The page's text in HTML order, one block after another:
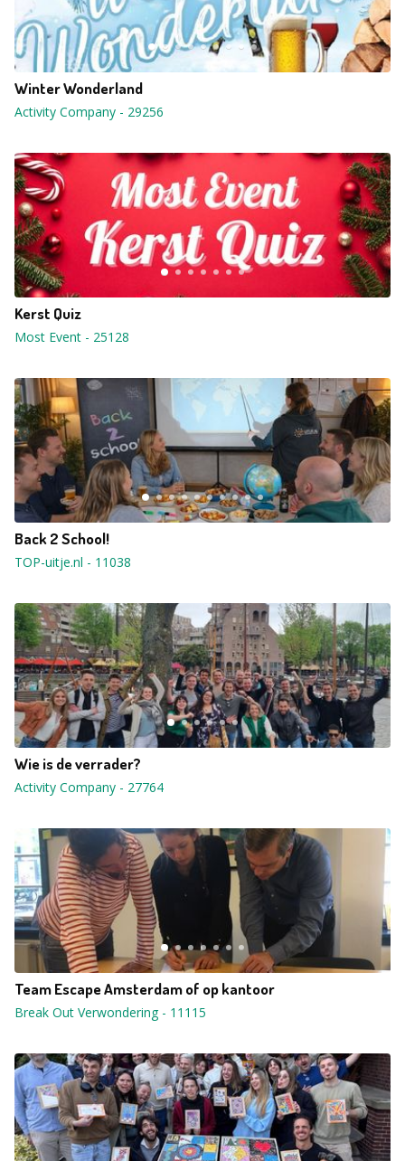
Winter Wonderland
Activity Company - 29256
Kerst Quiz
Most Event - 25128
Back 2 School!
TOP-uitje.nl - 11038
Wie is de verrader?
Activity Company - 27764
Team Escape Amsterdam of op kantoor
Break Out Verwondering- 11115